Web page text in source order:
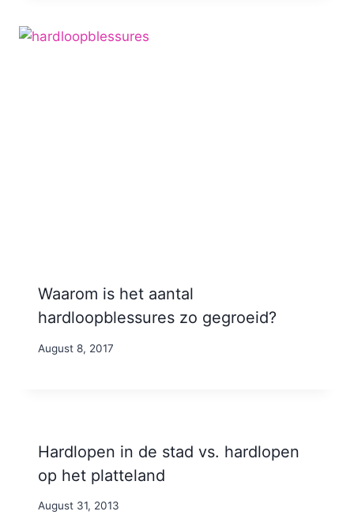
Waarom is het aantal
hardloopblessures zo gegroeid?
By
August 8, 2017
Hardlopen in de stad vs. hardlopen
op het platteland
By
August 31, 2013